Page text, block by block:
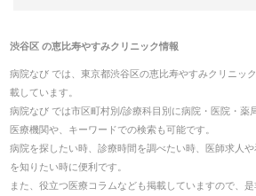
渋谷区の恵比寿やすみクリニック情報
病院なび では、 東京都渋谷区の恵比寿やすみクリニック
載しています。
病院なび では市区町村別/診療科目別に病院・医院・薬
医療機関や、キーワードでの検索も可能です。
病院を探したい時、診療時間を調べたい時、医師求人
を知りたい時に便利です。
また、役立つ医療コラムなども掲載していますので、是